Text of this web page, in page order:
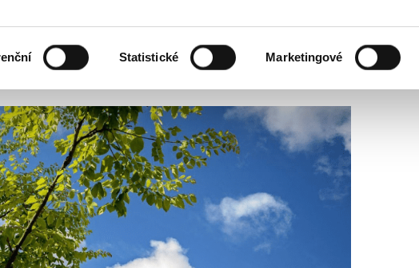
Statistické Marketingové
DGNB a jak ho získat?